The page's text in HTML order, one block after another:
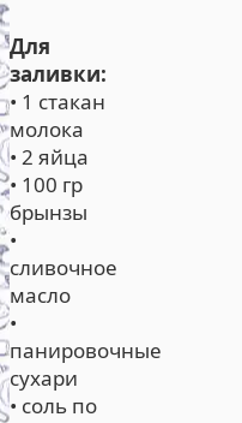
Для
заливки:
• 1 стакан
молока
• 2 яйца
• 100 гр
брынзы
•
сливочное
масло
•
панировочные
сухари
• соль по